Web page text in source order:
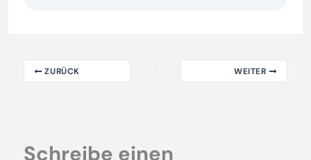
ZURÜCK WEITER
Schreibe einen